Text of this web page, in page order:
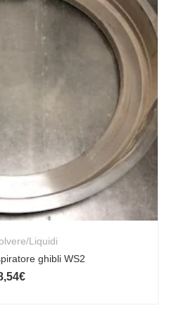
Liquidi
ghibli WS2
€